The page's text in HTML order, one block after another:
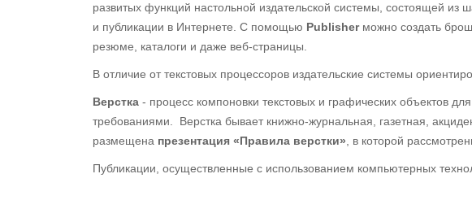
развитых функций настольной издательской системы, состоящей из
и публикации в Интернете. С помощью Publisherможно создать
резюме, каталоги и даже веб-страницы.
В отличие от текстовых процессоров издательские системы
Верстка - процесс компоновки текстовых и графических объектов
требованиями. Верстка бывает книжно-журнальная, газетная,
размещена презентация «Правила верстки» , в которой
Публикации, осуществленные с использованием компьютерных